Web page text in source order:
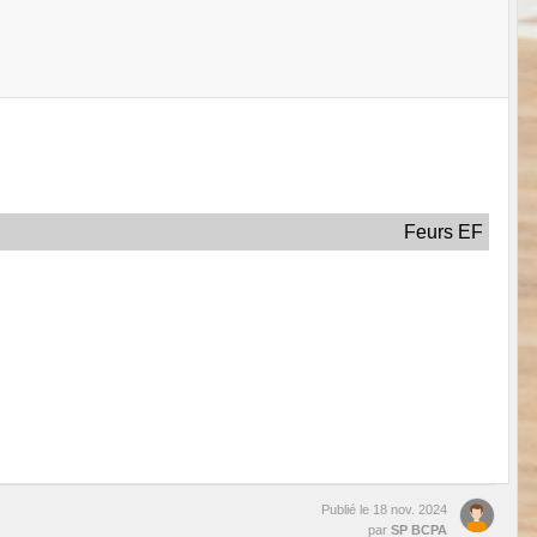
Feurs EF
Publié le 18 nov. 2024
par SP BCPA